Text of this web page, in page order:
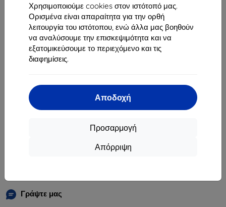
Χρησιμοποιούμε cookies στον ιστότοπό μας.
Ορισμένα είναι απαραίτητα για την ορθή
λειτουργία του ιστότοπου, ενώ άλλα μας βοηθούν
να αναλύσουμε την επισκεψιμότητα και να
εξατομικεύσουμε το περιεχόμενο και τις
διαφημίσεις.
Αποδοχή
Προσαρμογή
Απόρριψη
841 04 Bratislava
Αριθμός Μητρώου Εταιρείας:46701494
Γράψτε μας